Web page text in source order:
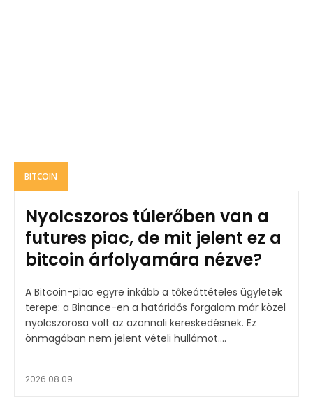
BITCOIN
Nyolcszoros túlerőben van a
futures piac, de mit jelent ez a
bitcoin árfolyamára nézve?
A Bitcoin-piac egyre inkább a tőkeáttételes ügyletek
terepe: a Binance-en a határidős forgalom már közel
nyolcszorosa volt az azonnali kereskedésnek. Ez
önmagában nem jelent vételi hullámot....
2026.08.09.